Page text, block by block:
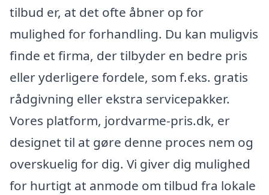
tilbud er, at det ofte åbner op for
mulighed for forhandling. Du kan muligvis
finde et firma, der tilbyder en bedre pris
eller yderligere fordele, som f.eks. gratis
rådgivning eller ekstra servicepakker.
Vores platform, jordvarme-pris.dk, er
designet til at gøre denne proces nem og
overskuelig for dig. Vi giver dig mulighed
for hurtigt at anmode om tilbud fra lokale